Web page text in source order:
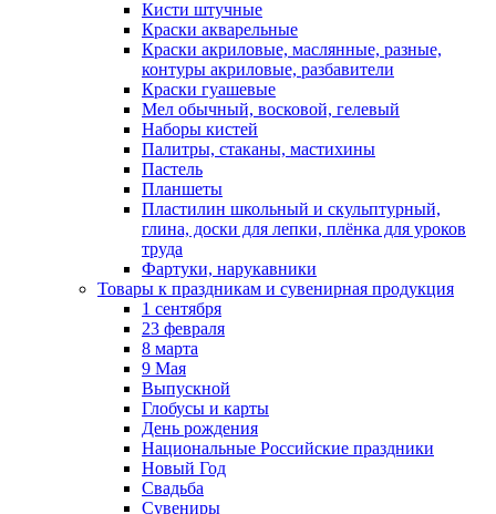
Кисти штучные
Краски акварельные
Краски акриловые, маслянные, разные,
контуры акриловые, разбавители
Краски гуашевые
Мел обычный, восковой, гелевый
Наборы кистей
Палитры, стаканы, мастихины
Пастель
Планшеты
Пластилин школьный и скульптурный,
глина, доски для лепки, плёнка для уроков
труда
Фартуки, нарукавники
Товары к праздникам и сувенирная продукция
1 сентября
23 февраля
8 марта
9 Мая
Выпускной
Глобусы и карты
День рождения
Национальные Российские праздники
Новый Год
Свадьба
Сувениры